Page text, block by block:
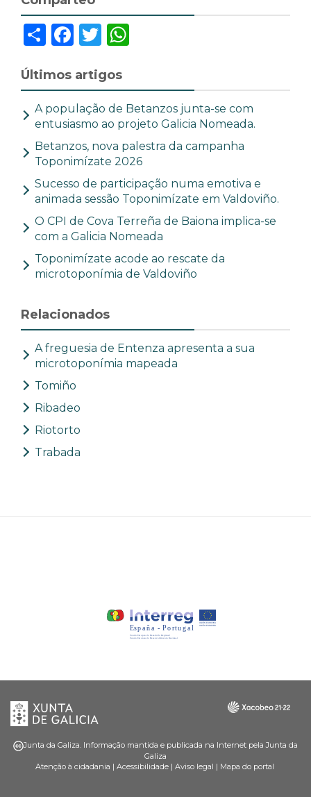
Últimos artigos
A população de Betanzos junta-se com
entusiasmo ao projeto Galicia Nomeada.
Betanzos, nova palestra da campanha
Toponimízate 2026
Sucesso de participação numa emotiva e
animada sessão Toponimízate em Valdoviño.
O CPI de Cova Terreña de Baiona implica-se
com a Galicia Nomeada
Toponimízate acode ao rescate da
microtoponímia de Valdoviño
Relacionados
A freguesia de Entenza apresenta a sua
microtoponímia mapeada
Tomiño
Ribadeo
Riotorto
Trabada
Xunta
de
Galicia
Galicia
Junta da Galiza. Informação mantida e publicada na Internet pela Junta da
Galiza
Atenção à cidadania | Acessibilidade | Aviso legal | Mapa do portal